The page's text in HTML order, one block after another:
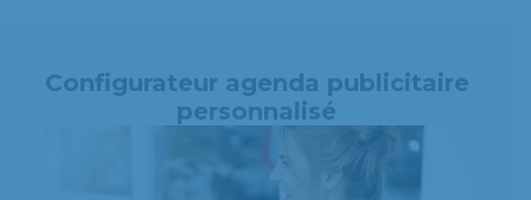
Configurateur agenda publicitaire
personnalisé